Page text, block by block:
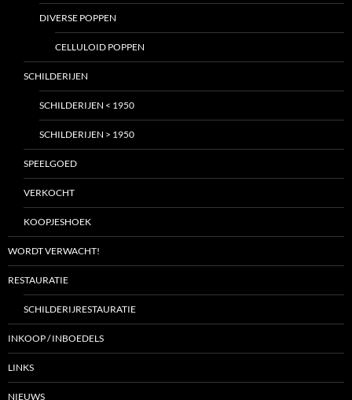
DIVERSE POPPEN
CELLULOID POPPEN
SCHILDERIJEN
SCHILDERIJEN < 1950
SCHILDERIJEN > 1950
SPEELGOED
VERKOCHT
KOOPJESHOEK
WORDT VERWACHT!
RESTAURATIE
SCHILDERIJRESTAURATIE
INKOOP / INBOEDELS
LINKS
NIEUWS